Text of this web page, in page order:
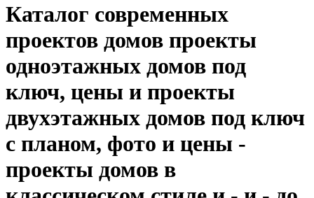
Каталог современных
проектов домов проекты
одноэтажных домов под
ключ, цены и проекты
двухэтажных домов под ключ
с планом, фото и цены -
проекты домов в